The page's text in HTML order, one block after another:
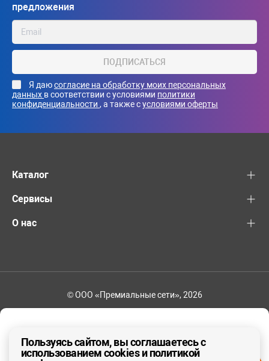
предложения
ПОДПИСАТЬСЯ
Я даюсогласие на обработку моих персональных
данных в соответствии с условиями политики
конфиденциальности , а также сусловиями оферты
Каталог
Сервисы
О нас
© ООО «Премиальные сети», 2026
Пользуясь сайтом, вы соглашаетесь с
использованием cookies и политикой